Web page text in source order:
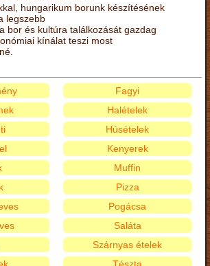
hungarikum borunk készítésének
legszebb
bor és kultúra találkozását gazdag
kínálat teszi most
Fagyi
Halételek
Húsételek
Kenyerek
Muffin
Pizza
Pogácsa
Saláta
Szárnyas ételek
Tészta